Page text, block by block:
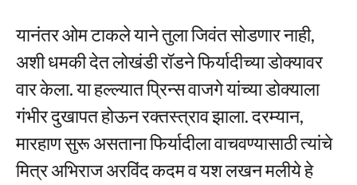
यानंतर ओम टाकले याने तुला जिवंत सोडणार नाही,
अशी धमकी देत लोखंडी रॉडने फिर्यादीच्या डोक्यावर
वार केला. या हल्ल्यात प्रिन्स वाजगे यांच्या डोक्याला
गंभीर दुखापत होऊन रक्तस्त्राव झाला. दरम्यान,
मारहाण सुरू असताना फिर्यादीला वाचवण्यासाठी त्यांचे
मित्र अभिराज अरविंद कदम व यश लखन मलीये हे